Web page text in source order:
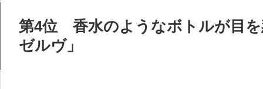
第4位 香水のようなボトルが目
ゼルヴ」